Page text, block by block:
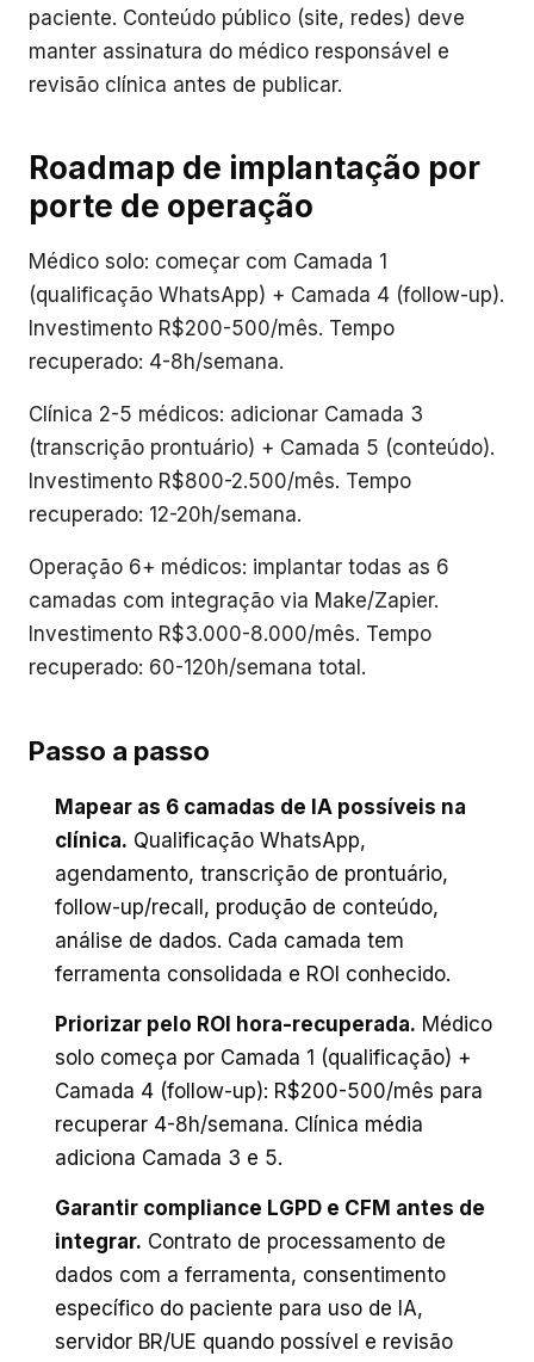
paciente. Conteúdo público (site, redes) deve
manter assinatura do médico responsável e
revisão clínica antes de publicar.
Roadmap de implantação por
porte de operação
Médico solo: começar com Camada 1
(qualificação WhatsApp) + Camada 4 (follow-up).
Investimento R$200-500/mês. Tempo
recuperado: 4-8h/semana.
Clínica 2-5 médicos: adicionar Camada 3
(transcrição prontuário) + Camada 5 (conteúdo).
Investimento R$800-2.500/mês. Tempo
recuperado: 12-20h/semana.
Operação 6+ médicos: implantar todas as 6
camadas com integração via Make/Zapier.
Investimento R$3.000-8.000/mês. Tempo
recuperado: 60-120h/semana total.
Passo a passo
Mapear as 6 camadas de IA possíveis na
clínica. Qualificação WhatsApp,
agendamento, transcrição de prontuário,
follow-up/recall, produção de conteúdo,
análise de dados. Cada camada tem
ferramenta consolidada e ROI conhecido.
Priorizar pelo ROI hora-recuperada. Médico
solo começa por Camada 1 (qualificação) +
Camada 4 (follow-up): R$200-500/mês para
recuperar 4-8h/semana. Clínica média
adiciona Camada 3 e 5.
Garantir compliance LGPD e CFM antes de
integrar. Contrato de processamento de
dados com a ferramenta, consentimento
específico do paciente para uso de IA,
servidor BR/UE quando possível e revisão